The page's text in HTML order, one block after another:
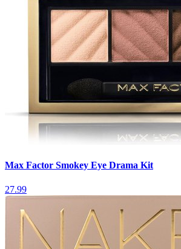
Max Factor Smokey Eye Drama Kit
27.99